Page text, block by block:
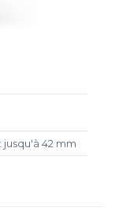
42 mm